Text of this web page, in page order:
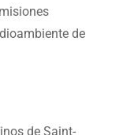
de
de Saint-